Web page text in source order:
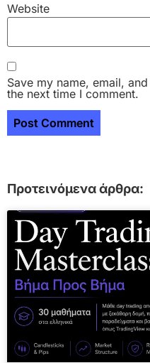
Website
Save my name, email,
the next time I comment.
Προτεινόμενα άρθρα: